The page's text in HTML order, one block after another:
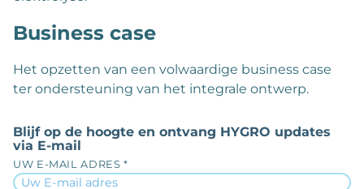
Business case
Het opzetten van een volwaardige business case
ter ondersteuning van het integrale ontwerp.
Blijf op de hoogte en ontvang HYGRO updates
via E-mail
UW E-MAIL ADRES *